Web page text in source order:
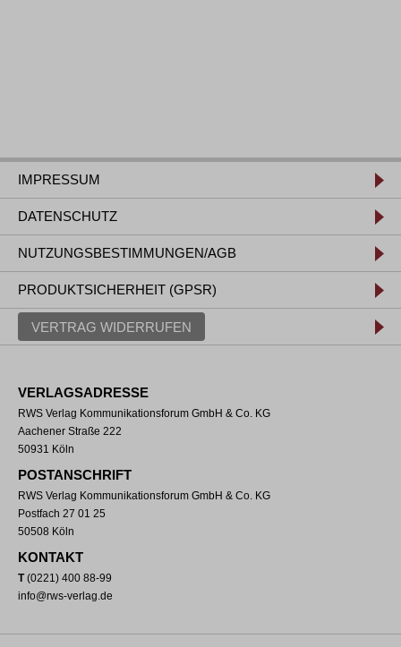
IMPRESSUM
DATENSCHUTZ
NUTZUNGSBESTIMMUNGEN/AGB
PRODUKTSICHERHEIT (GPSR)
VERTRAG WIDERRUFEN
VERLAGSADRESSE
RWS Verlag Kommunikationsforum GmbH & Co. KG
Aachener Straße 222
50931 Köln
POSTANSCHRIFT
RWS Verlag Kommunikationsforum GmbH & Co. KG
Postfach 27 01 25
50508 Köln
KONTAKT
T(0221) 400 88-99
info@rws-verlag.de